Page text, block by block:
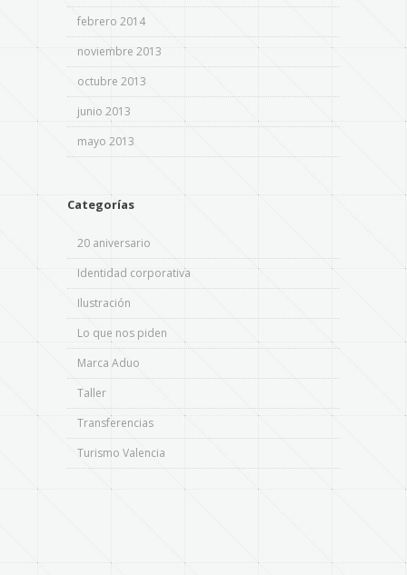
febrero 2014
noviembre 2013
octubre 2013
junio 2013
mayo 2013
Categorías
20 aniversario
Identidad corporativa
Ilustración
Lo que nos piden
Marca Aduo
Taller
Transferencias
Turismo Valencia